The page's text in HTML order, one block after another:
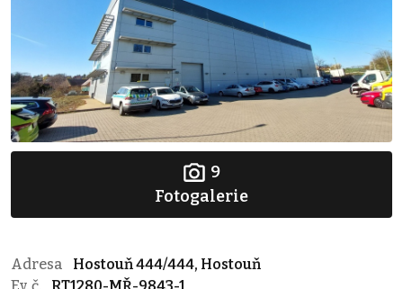
9
Fotogalerie
Adresa
Hostouň 444/444, Hostouň